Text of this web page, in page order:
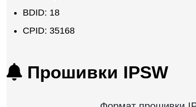
BDID: 18
CPID: 35168
Прошивки IPSW